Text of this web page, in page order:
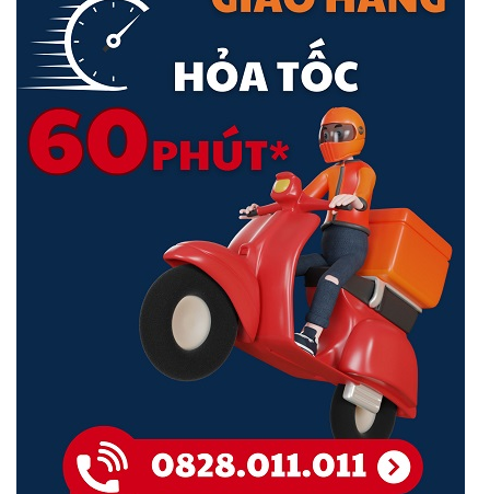
Sản phẩm bao gồm
• Hướng dẫn cài đặt
• Dây nguồn
• Bộ lắp tường
Bảo hành